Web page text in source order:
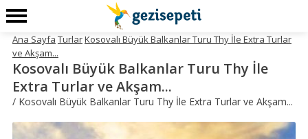
Ana Sayfa TurlarKosovalı Büyük Balkanlar Turu Thy İle Extra Turlar
ve Akşam...
Kosovalı Büyük Balkanlar Turu Thy İle
Extra Turlar ve Akşam...
/ Kosovalı Büyük Balkanlar Turu Thy İle Extra Turlar ve Akşam...